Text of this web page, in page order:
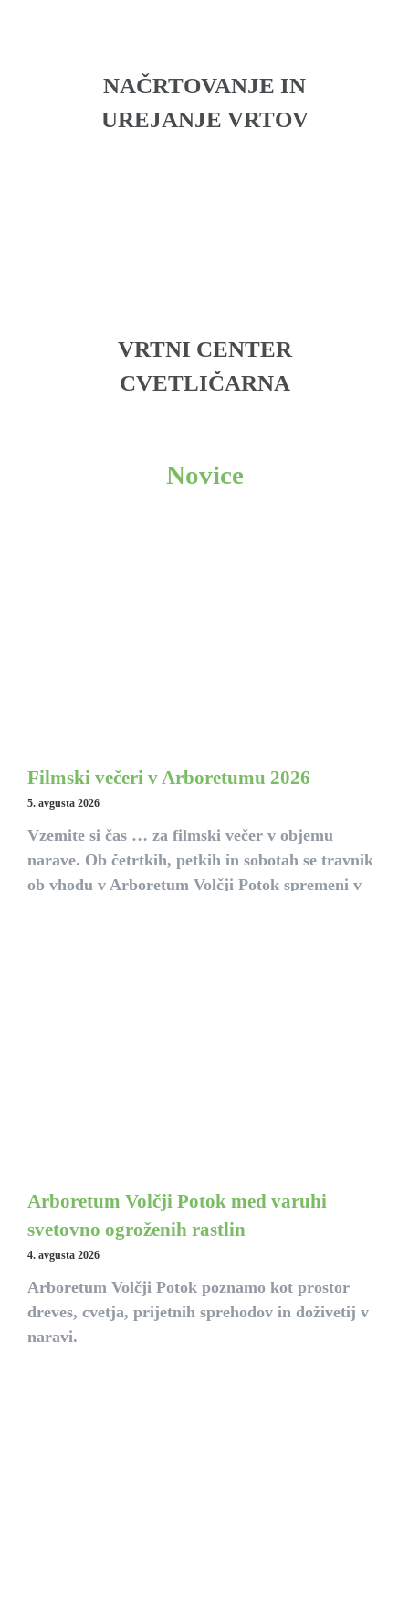
NAČRTOVANJE IN
UREJANJE VRTOV
VRTNI CENTER
CVETLIČARNA
Novice
Filmski večeri v Arboretumu 2026
5. avgusta 2026
Vzemite si čas … za filmski večer v objemu
narave. Ob četrtkih, petkih in sobotah se travnik
ob vhodu v Arboretum Volčji Potok spremeni v
Arboretum Volčji Potok med varuhi
svetovno ogroženih rastlin
4. avgusta 2026
Arboretum Volčji Potok poznamo kot prostor
dreves, cvetja, prijetnih sprehodov in doživetij v
naravi.